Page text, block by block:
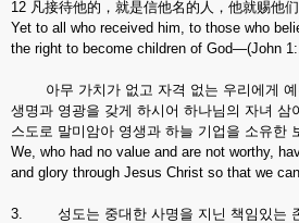
12 凡接待他的，就是信他名的人，他就赐他们
Yet to all who received him, to those who
the right to become children of God—(John
아무 가치가 없고 자격 없는 우리에게 예
생명과 영광을 갖게 하시어 하나님의 자녀 삼
스도로 말미암아 영생과 하늘 기업을 소유한
We, who had no value and are not worthy,
and glory through Jesus Christ so that we
3. 성도는 중대한 사명을 지닌 책임있는